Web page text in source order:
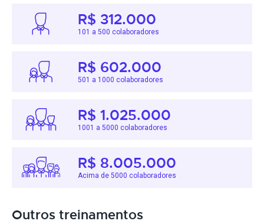
R$ 312.000
101 a 500 colaboradores
R$ 602.000
501 a 1000 colaboradores
R$ 1.025.000
1001 a 5000 colaboradores
R$ 8.005.000
Acima de 5000 colaboradores
Outros treinamentos